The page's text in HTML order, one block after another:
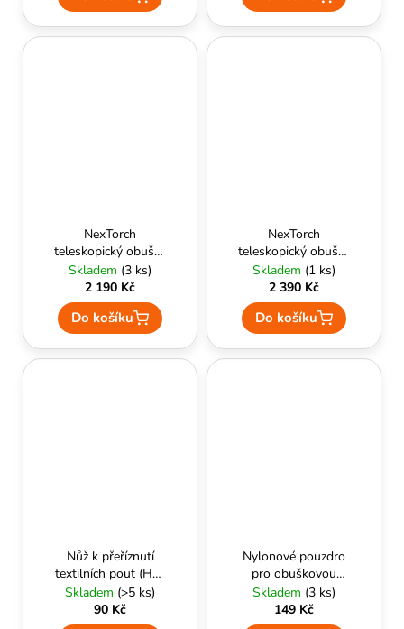
NexTorch
teleskopický obušek
Walker N16
Skladem (3 ks)
2 190 Kč
Do košíku
NexTorch
teleskopický obušek
Walker N20
Skladem (1 ks)
2 390 Kč
Do košíku
Nůž k přeříznutí
textilních pout (HK-
02) - ESP
Skladem (>5 ks)
90 Kč
Nylonové pouzdro
pro obuškovou
svítilnu (BLH-01) -
ESP
Skladem (3 ks)
149 Kč